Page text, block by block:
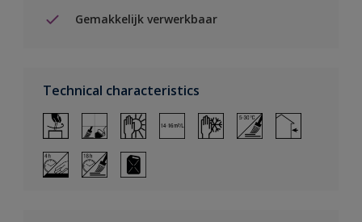
Gemakkelijk verwerkbaar
Technical characteristics